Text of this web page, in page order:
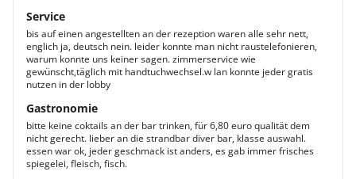
Service
bis auf einen angestellten an der rezeption waren alle sehr nett,
englich ja, deutsch nein. leider konnte man nicht raustelefonieren,
warum konnte uns keiner sagen. zimmerservice wie
gewünscht,täglich mit handtuchwechsel.w lan konnte jeder gratis
nutzen in der lobby
Gastronomie
bitte keine coktails an der bar trinken, für 6,80 euro qualität dem
nicht gerecht. lieber an die strandbar diver bar, klasse auswahl.
essen war ok, jeder geschmack ist anders, es gab immer frisches
spiegelei, fleisch, fisch.